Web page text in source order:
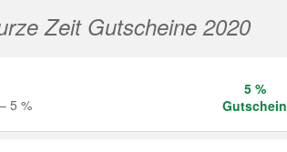
Zeit Gutscheine 2020
5 %
5 %
Gutschein